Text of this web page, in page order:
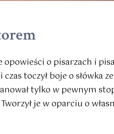
o pisarzach i
toczył boje o słówka
tylko w pewnym
je w oparciu o